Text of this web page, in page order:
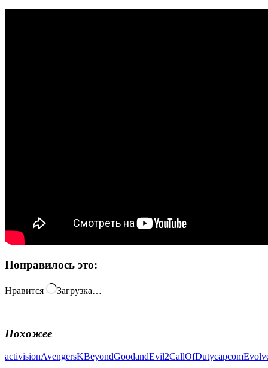
Понравилось это:
Нравится Загрузка…
Похожее
activisionAvengersKBeyondGoodandEvil2CallOfDutycapcom